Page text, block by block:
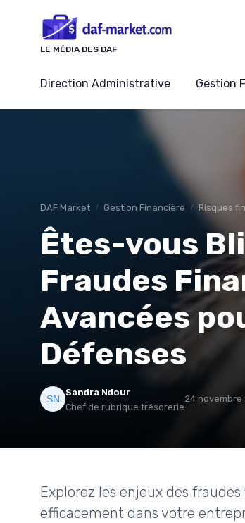
LE MÉDIA DES DAF
Direction Administrative Gestion
DAF Market Gestion Financière Risques
Êtes-vous
Fraudes
Avancées
Défenses
Sandra Ndour
Chef de rubrique trésorerie
24 novembre
Explorez les enjeux des
efficacement dans votre